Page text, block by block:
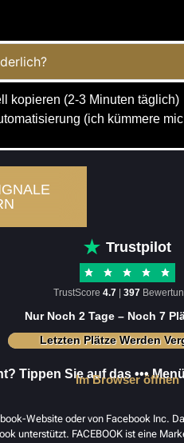
kopieren (2-3 Minuten täglich)
(ich kümmere
Trustpilot
TrustScore 4.7 | 397
Nur Noch 2 Tage – Noch 7
Letzten Plätze Werden
Tippen Sie auf das •••
Im Browser öffnen
Website oder von Facebook Inc.
unterstützt. FACEBOOK ist eine